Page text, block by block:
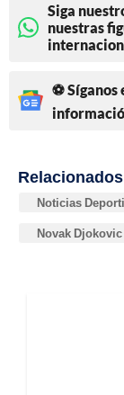
Siga
nuestras
⚽
Relacionados
Noticias
Novak Djokovic